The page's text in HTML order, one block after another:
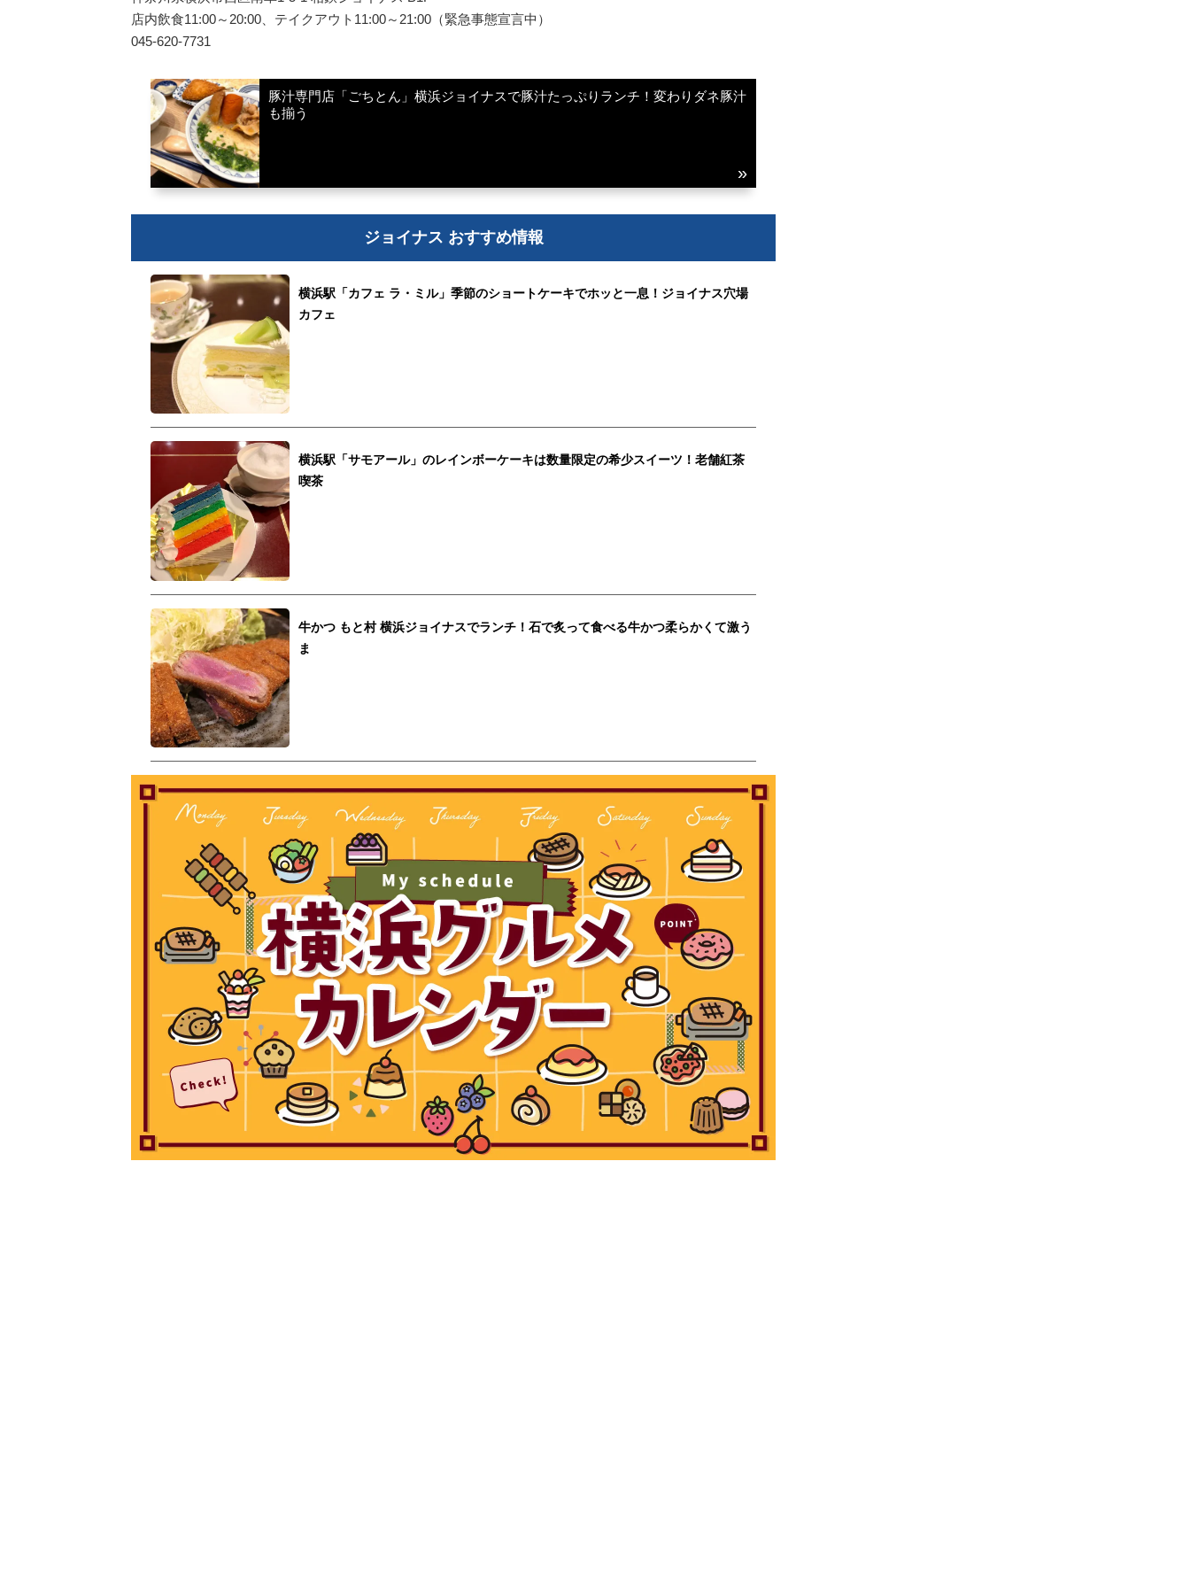
店内飲食11:00～20:00、テイクアウト11:00～21:00（緊急事態宣言中）
045-620-7731
豚汁専門店「ごちとん」横浜ジョイナスで豚汁たっぷりランチ！変わりダネ豚汁
も揃う
ジョイナス おすすめ情報
横浜駅「カフェ ラ・ミル」季節のショートケーキでホッと一息！ジョイナス穴場
カフェ
横浜駅「サモアール」のレインボーケーキは数量限定の希少スイーツ！老舗紅茶
喫茶
牛かつ もと村 横浜ジョイナスでランチ！石で炙って食べる牛かつ柔らかくて激う
ま